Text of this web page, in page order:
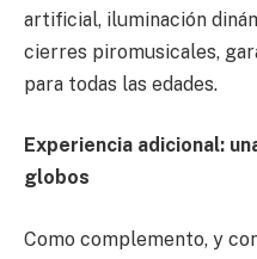
artificial, iluminación
cierres piromusicales,
para todas las edades.
Experiencia adicional:
globos
Como complemento, y